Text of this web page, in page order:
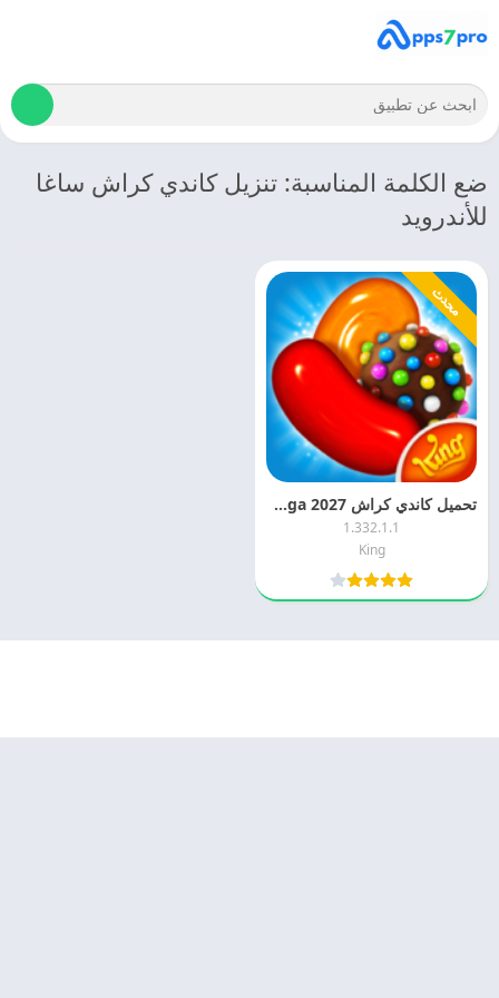
ضع الكلمة المناسبة: تنزيل كاندي كراش ساغا
للأندرويد
محدث
تحميل كاندي كراش 2027 Candy Crush Saga اخر اصدار مجانا
1.332.1.1
King